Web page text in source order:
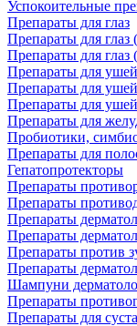
Успокоительные
Препараты для глаз
Препараты для глаз
Препараты для
Препараты для ушей
Препараты для
Препараты для
Препараты для
Пробиотики,
Препараты для
Гепатопротекторы
Препараты
Препараты
Препараты
Препараты
Препараты против
Препараты
Шампуни
Препараты
Препараты для